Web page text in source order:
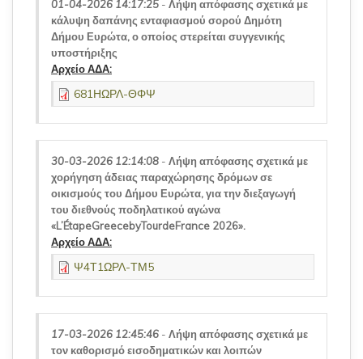
01-04-2026 14:17:25 - Λήψη απόφασης σχετικά με
κάλυψη δαπάνης ενταφιασμού σορού Δημότη
Δήμου Ευρώτα, ο οποίος στερείται συγγενικής
υποστήριξης
Αρχείο ΑΔΑ:
681ΗΩΡΛ-ΘΦΨ
30-03-2026 12:14:08 - Λήψη απόφασης σχετικά με
χορήγηση άδειας παραχώρησης δρόμων σε
οικισμούς του Δήμου Ευρώτα, για την διεξαγωγή
του διεθνούς ποδηλατικού αγώνα
«L’ÉtapeGreecebyTourdeFrance 2026».
Αρχείο ΑΔΑ:
Ψ4Τ1ΩΡΛ-ΤΜ5
17-03-2026 12:45:46 - Λήψη απόφασης σχετικά με
τον καθορισμό εισοδηματικών και λοιπών